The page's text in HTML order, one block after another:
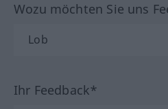
Wozu möchten Sie uns
Ihr Feedback*